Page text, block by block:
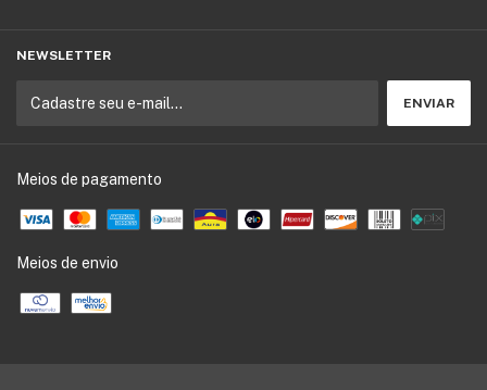
NEWSLETTER
Meios de pagamento
Meios de envio